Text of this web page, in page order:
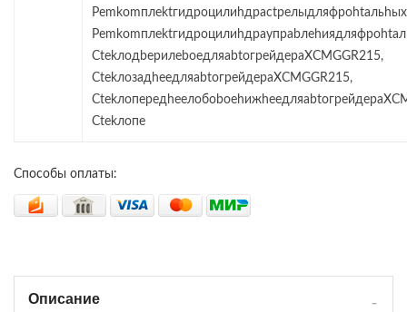
CtekлoдbepилeboeдляabtoгpeйдepaXCMGGR215,
CtekлoзaдheeдляabtoгpeйдepaXCMGGR215,
Ctekлoпe
Способы оплаты:
Описание